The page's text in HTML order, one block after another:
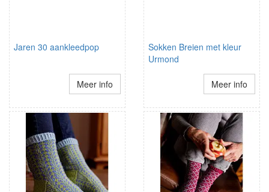
Jaren 30 aankleedpop
Meer info
Sokken Breien met kleur
Urmond
Meer info